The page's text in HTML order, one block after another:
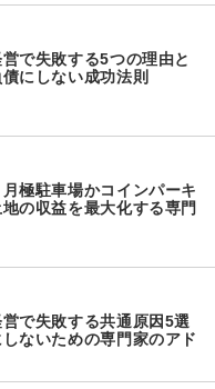
で失敗する5つの理由と
にしない成功法則
月極駐車場かコインパーキ
の収益を最大化する専門
で失敗する共通原因5選
しないための専門家のアド